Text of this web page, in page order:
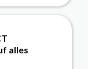
alles